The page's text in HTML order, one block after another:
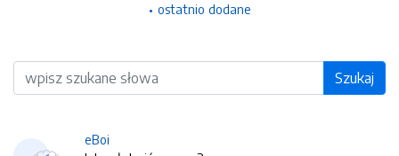
ostatnio dodane
Wyszukiwarka Szukaj
eBoi